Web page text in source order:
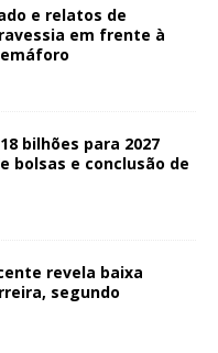
e relatos de
em frente à
bilhões para 2027
bolsas e conclusão de
revela baixa
segundo